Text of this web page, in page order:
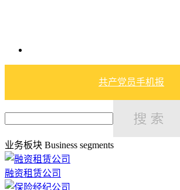
共产党员手机报
业务板块 Business segments
融资租赁公司